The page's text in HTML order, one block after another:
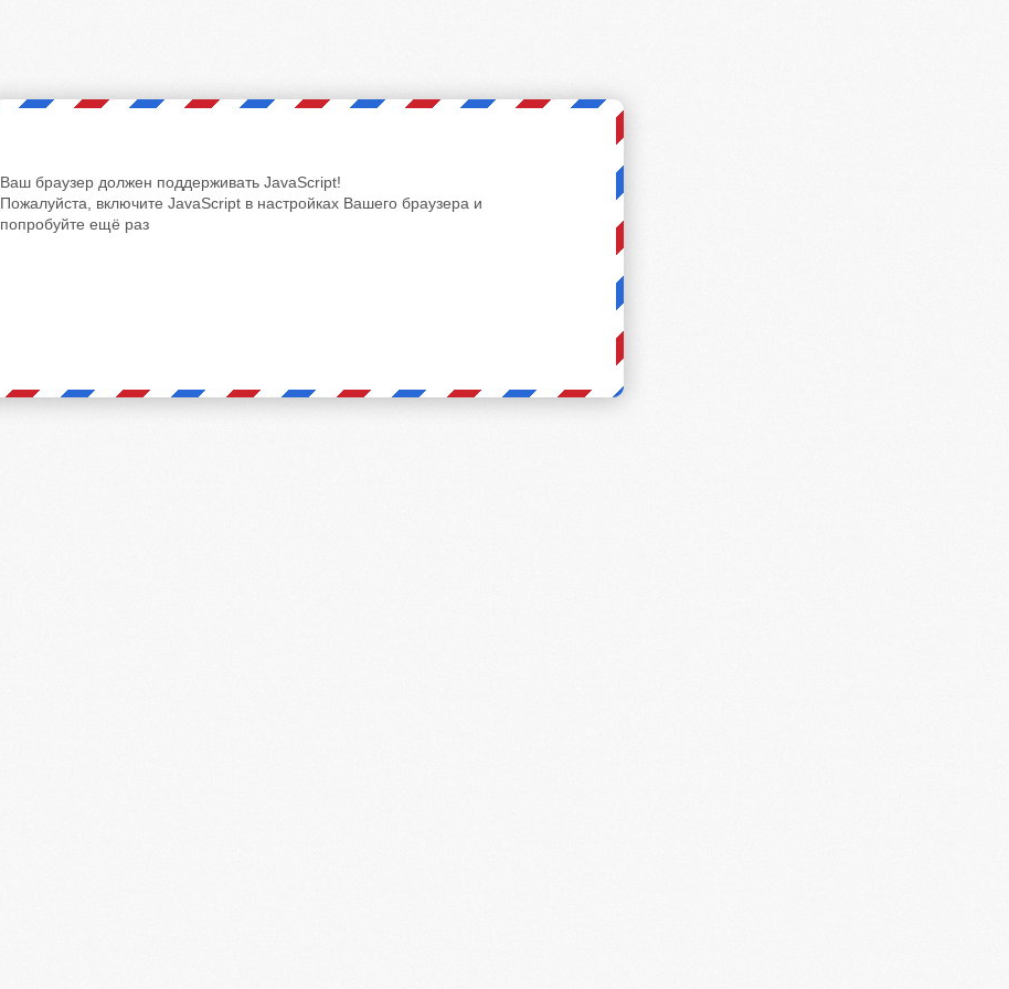
Ваш браузер должен поддерживать JavaScript!
Пожалуйста, включите JavaScript в настройках Вашего браузера и
попробуйте ещё раз